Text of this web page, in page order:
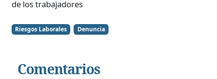
de los trabajadores
Riesgos Laborales Denuncia
Comentarios